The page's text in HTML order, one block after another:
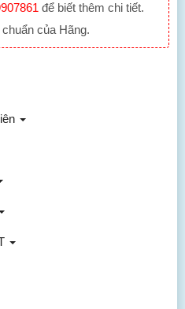
để biết thêm chi tiết.
của Hãng.